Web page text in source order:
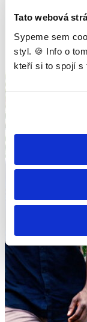
Tato webová
Sypeme sem
styl. 🍪 Info o
kteří si to spojí s